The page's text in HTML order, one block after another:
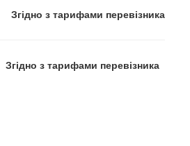
Згідно з тарифами перевізника
Згідно з тарифами перевізника